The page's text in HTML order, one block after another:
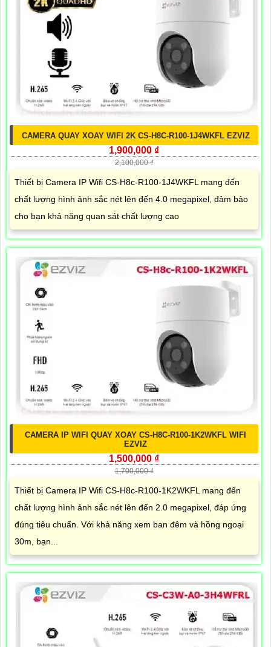
CAMERA QUAY XOAY WIFI 2K CS-H8C-R100-1J4WKFL EZVIZ
1,900,000 ₫
2,100,000 ₫
Thiết bị Camera IP Wifi CS-H8c-R100-1J4WKFL mang đến
chất lượng hình ảnh sắc nét lên đến 4.0 megapixel, đảm bảo
cho bạn khả năng quan sát chất lượng cao
CAMERA IP WIFI QUAY XOAY CS-H8C-R100-1K2WKFL WIFI
EZVIZ
1,500,000 ₫
1,700,000 ₫
Thiết bị Camera IP Wifi CS-H8c-R100-1K2WKFL mang đến
chất lượng hình ảnh sắc nét lên đến 2.0 megapixel, đáp ứng
đúng tiêu chuẩn. Với khả năng xem ban đêm và hồng ngoại
30m, bạn...